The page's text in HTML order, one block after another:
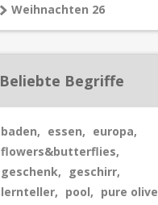
Weihnachten 26
Beliebte Begriffe
baden, essen, europa,
flowers&butterflies,
geschenk, geschirr,
lernteller, pool, pure olive